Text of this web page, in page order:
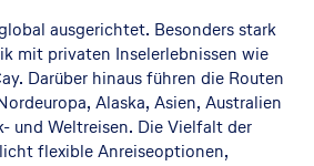
ausgerichtet. Besonders stark
mit privaten Inselerlebnissen wie
Darüber hinaus führen die Routen
Alaska, Asien, Australien
und Weltreisen. Die Vielfalt der
flexible Anreiseoptionen,